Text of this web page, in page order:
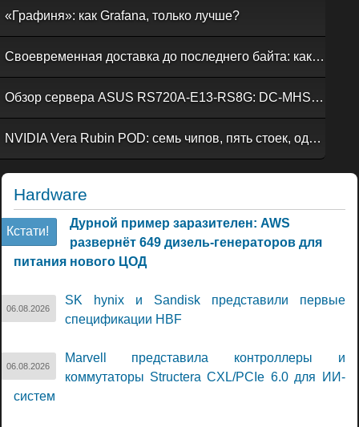
«Графиня»: как Grafana, только лучше?
Своевременная доставка до последнего байта: как российская сеть Curator CDN совмещает скорость, безопасность и гибкость управления
Обзор сервера ASUS RS720A-E13-RS8G: DC-MHS во всей красе
NVIDIA Vera Rubin POD: семь чипов, пять стоек, один ИИ-суперкомпьютер
Hardware
Кстати!
Дурной пример заразителен: AWS
развернёт 649 дизель-генераторов для
питания нового ЦОД
06.08.2026
SK hynix и Sandisk представили первые
спецификации HBF
06.08.2026
Marvell представила контроллеры и
коммутаторы Structera CXL/PCIe 6.0 для ИИ-
систем